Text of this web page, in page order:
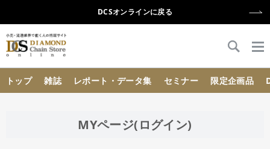
DCSオンラインに戻る
トップ 雑誌 レポート・データ集 セミナー 限定企画品
MYページ(ログイン)